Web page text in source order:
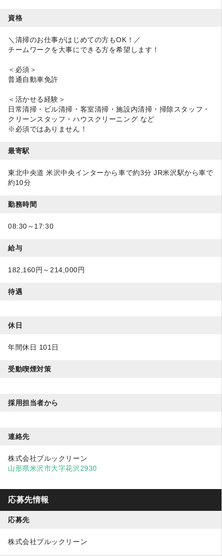
資格
＼清掃のお仕事がはじめての方もOK！／
チームワークを大事にできる方を希望します！
＜必須＞
普通自動車免許
＜活かせる経験＞
日常清掃・ビル清掃・客室清掃・施設内清掃・掃除スタッフ・
クリーンスタッフ・ハウスクリーニング など
※必須ではありません！
最寄駅
東北中央道 米沢中央インターから車で約3分 JR米沢駅から車で
約10分
勤務時間
08:30～17:30
給与
182,160円～214,000円
待遇
休日
年間休日 101日
受動喫煙対策
採用担当者から
連絡先
株式会社ブルックリーン
山形県米沢市大字花沢2930
応募先情報
応募先
株式会社ブルックリーン